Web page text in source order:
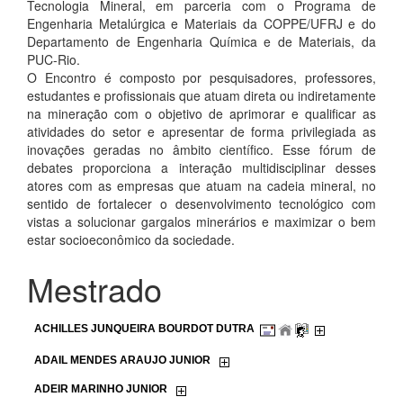
Tecnologia Mineral, em parceria com o Programa de
Engenharia Metalúrgica e Materiais da COPPE/UFRJ e do
Departamento de Engenharia Química e de Materiais, da
PUC-Rio.
O Encontro é composto por pesquisadores, professores,
estudantes e profissionais que atuam direta ou indiretamente
na mineração com o objetivo de aprimorar e qualificar as
atividades do setor e apresentar de forma privilegiada as
inovações geradas no âmbito científico. Esse fórum de
debates proporciona a interação multidisciplinar desses
atores com as empresas que atuam na cadeia mineral, no
sentido de fortalecer o desenvolvimento tecnológico com
vistas a solucionar gargalos minerários e maximizar o bem
estar socioeconômico da sociedade.
Mestrado